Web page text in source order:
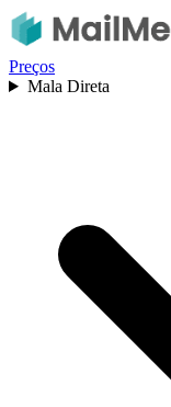
Preços
Mala Direta